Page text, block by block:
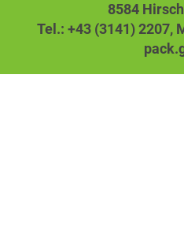
8584
Tel.: +43 (3141) 2207,